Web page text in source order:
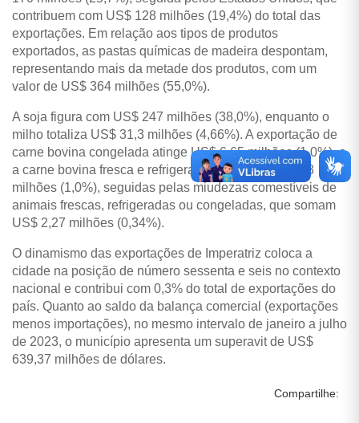
contribuem com US$ 128 milhões (19,4%) do total das
exportações. Em relação aos tipos de produtos
exportados, as pastas químicas de madeira despontam,
representando mais da metade dos produtos, com um
valor de US$ 364 milhões (55,0%).
A soja figura com US$ 247 milhões (38,0%), enquanto o
milho totaliza US$ 31,3 milhões (4,66%). A exportação de
carne bovina congelada atinge US$ 6,65 milhões (1,0%), e
a carne bovina fresca e refrigerada alcança US$ 6,63
milhões (1,0%), seguidas pelas miudezas comestíveis de
animais frescas, refrigeradas ou congeladas, que somam
US$ 2,27 milhões (0,34%).
O dinamismo das exportações de Imperatriz coloca a
cidade na posição de número sessenta e seis no contexto
nacional e contribui com 0,3% do total de exportações do
país. Quanto ao saldo da balança comercial (exportações
menos importações), no mesmo intervalo de janeiro a julho
de 2023, o município apresenta um superavit de US$
639,37 milhões de dólares.
Compartilhe: